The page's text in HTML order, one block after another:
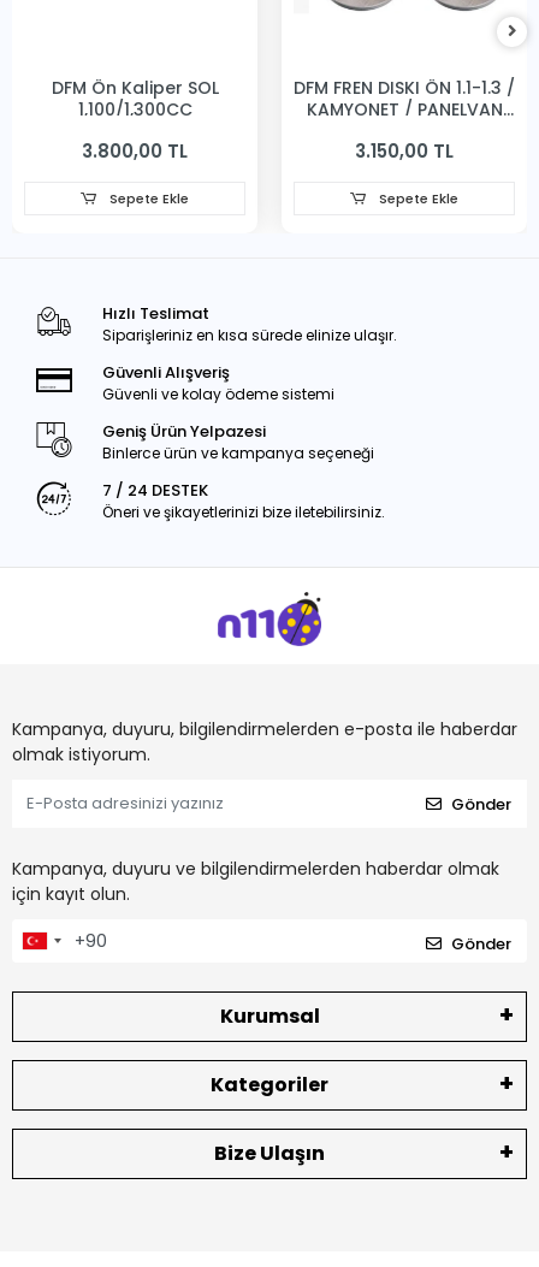
DFM Ön Kaliper SOL
1,100/1,300CC
3.800,00 TL
Sepete Ekle
DFM FREN DISKI ÖN 1.1-1.3 /
KAMYONET / PANELVAN
3.150,00 TL
Sepete Ekle
Hızlı Teslimat
Siparişleriniz en kısa sürede elinize ulaşır.
Güvenli Alışveriş
Güvenli ve kolay ödeme sistemi
Geniş Ürün Yelpazesi
Binlerce ürün ve kampanya seçeneği
7 / 24 DESTEK
Öneri ve şikayetlerinizi bize iletebilirsiniz.
Kampanya, duyuru, bilgilendirmelerden e-posta ile haberdar
olmak istiyorum.
Gönder
Kampanya, duyuru ve bilgilendirmelerden haberdar olmak
için kayıt olun.
Gönder
Kurumsal
Kategoriler
Bize Ulaşın